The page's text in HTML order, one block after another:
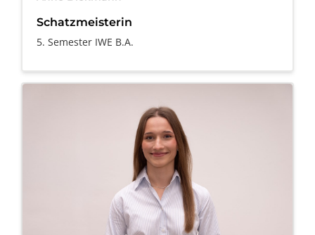
Schatzmeisterin
5. Semester IWE B.A.